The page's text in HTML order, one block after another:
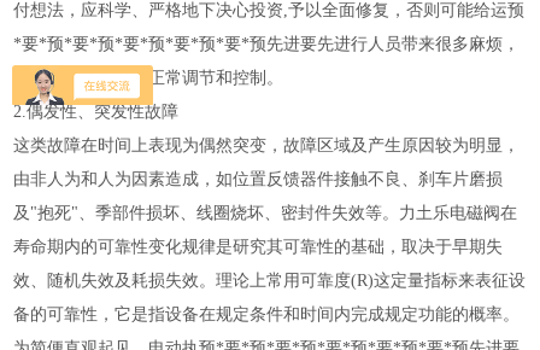
付想法，应科学、严格地下决心投资,予以全面修复，否则可能给运预
*要*预*要*预*要*预*要*预*要*预先进要先进行人员带来很多麻烦，
甚严重影响机组的正常调节和控制。
2.偶发性、突发性故障
这类故障在时间上表现为偶然突变，故障区域及产生原因较为明显，
由非人为和人为因素造成，如位置反馈器件接触不良、刹车片磨损
及"抱死"、季部件损坏、线圈烧坏、密封件失效等。力土乐电磁阀在
寿命期内的可靠性变化规律是研究其可靠性的基础，取决于早期失
效、随机失效及耗损失效。理论上常用可靠度(R)这定量指标来表征设
备的可靠性，它是指设备在规定条件和时间内完成规定功能的概率。